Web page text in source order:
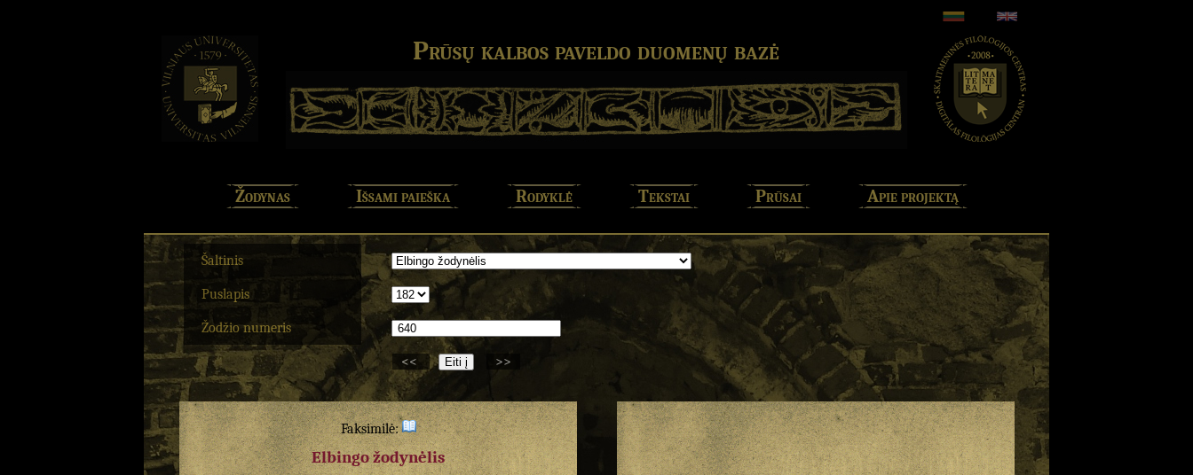
Prūsų kalbos paveldo duomenų bazė
Žodynas Išsami paieška Rodyklė Tekstai Prūsai Apie projektą
Šaltinis
Puslapis
Žodžio numeris
<< >>
Faksimilė:
Elbingo žodynėlis